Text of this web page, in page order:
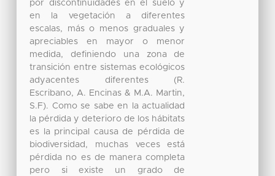
por discontinuidades en el suelo y
en la vegetación a diferentes
escalas, más o menos graduales y
apreciables en mayor o menor
medida, definiendo una zona de
transición entre sistemas ecológicos
adyacentes diferentes (R.
Escribano, A. Encinas & M.A. Martin,
S.F). Como se sabe en la actualidad
la pérdida y deterioro de los hábitats
es la principal causa de pérdida de
biodiversidad, muchas veces está
pérdida no es de manera completa
pero si existe un grado de